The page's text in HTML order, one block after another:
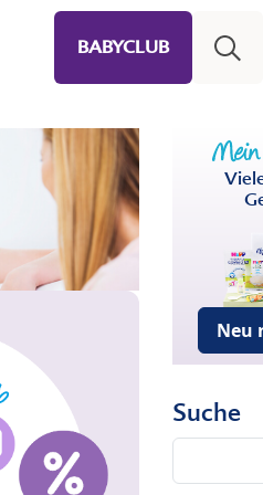
BABYCLUB
Neu
Suche